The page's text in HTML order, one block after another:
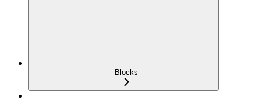
Blocks